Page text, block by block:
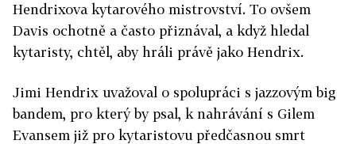
Hendrixova kytarového mistrovství. To ovšem
Davis ochotně a často přiznával, a když hledal
kytaristy, chtěl, aby hráli právě jako Hendrix.
Jimi Hendrix uvažoval o spolupráci s jazzovým big
bandem, pro který by psal, k nahrávání s Gilem
Evansem již pro kytaristovu předčasnou smrt